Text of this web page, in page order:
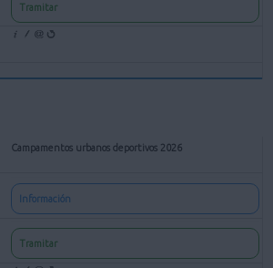
Tramitar
Campamentos urbanos deportivos 2026
Información
Tramitar